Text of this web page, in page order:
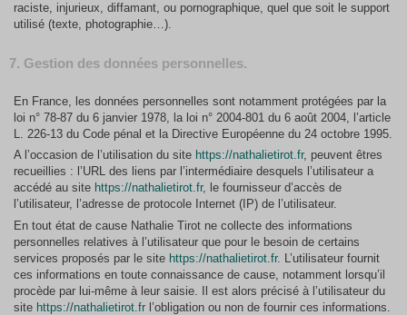
raciste, injurieux, diffamant, ou pornographique, quel que soit le support
utilisé (texte, photographie…).
7. Gestion des données personnelles.
En France, les données personnelles sont notamment protégées par la
loi n° 78-87 du 6 janvier 1978, la loi n° 2004-801 du 6 août 2004, l’article
L. 226-13 du Code pénal et la Directive Européenne du 24 octobre 1995.
A l’occasion de l’utilisation du site https://nathalietirot.fr, peuvent êtres
recueillies : l’URL des liens par l’intermédiaire desquels l’utilisateur a
accédé au site https://nathalietirot.fr, le fournisseur d’accès de
l’utilisateur, l’adresse de protocole Internet (IP) de l’utilisateur.
En tout état de cause Nathalie Tirot ne collecte des informations
personnelles relatives à l’utilisateur que pour le besoin de certains
services proposés par le site https://nathalietirot.fr. L’utilisateur fournit
ces informations en toute connaissance de cause, notamment lorsqu’il
procède par lui-même à leur saisie. Il est alors précisé à l’utilisateur du
site https://nathalietirot.fr l’obligation ou non de fournir ces informations.